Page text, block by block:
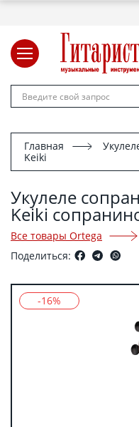
Главная
Keiki
Укулеле
Keiki
Все товары Ortega
Поделиться:
-16%